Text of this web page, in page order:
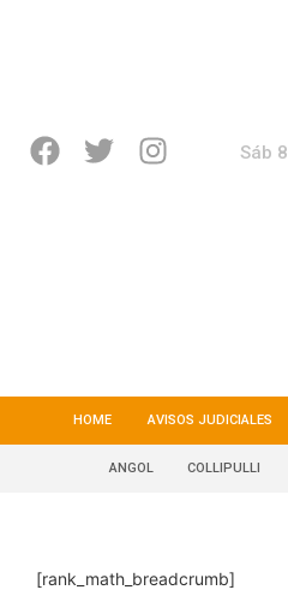
Sáb
HOME AVISOS JUDICIALES
ANGOL COLLIPULLI
[rank_math_breadcrumb]